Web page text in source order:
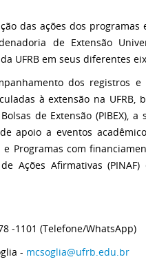
das ações dos programas
de Extensão
UFRB em seus diferentes
dos registros e
à extensão na UFRB,
de Extensão (PIBEX), a
apoio a eventos
Programas com
Ações Afirmativas
-1101 (Telefone/WhatsApp)
- mcsoglia@ufrb.edu.br